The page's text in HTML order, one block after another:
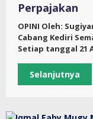
Perpajakan
OPINI Oleh:
Cabang Kediri
Setiap tanggal 21
Selanjutnya